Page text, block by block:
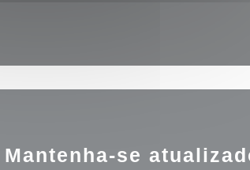
nova janela))
Mantenha-se